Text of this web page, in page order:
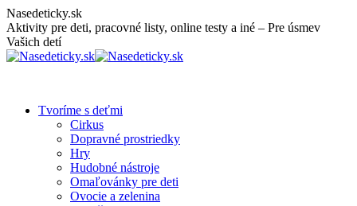
Skip
to
content
Nasedeticky.sk
Aktivity pre deti, pracovné listy, online testy a iné – Pre úsmev
Vašich detí
Tvoríme s deťmi
Cirkus
Dopravné prostriedky
Hry
Hudobné nástroje
Omaľovánky pre deti
Ovocie a zelenina